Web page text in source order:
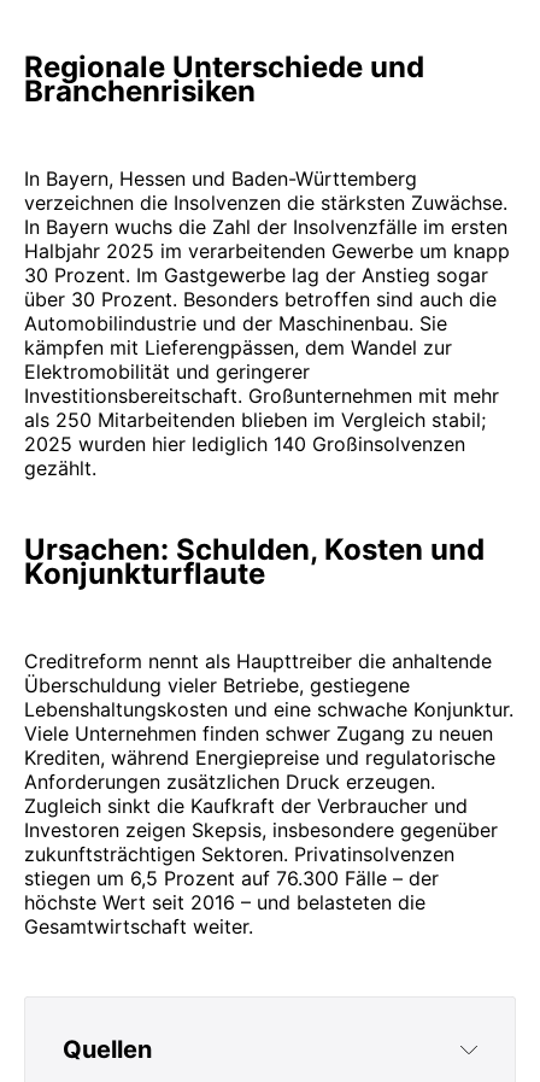
Regionale Unterschiede und
Branchenrisiken
In Bayern, Hessen und Baden-Württemberg
verzeichnen die Insolvenzen die stärksten Zuwächse.
In Bayern wuchs die Zahl der Insolvenzfälle im ersten
Halbjahr 2025 im verarbeitenden Gewerbe um knapp
30 Prozent. Im Gastgewerbe lag der Anstieg sogar
über 30 Prozent. Besonders betroffen sind auch die
Automobilindustrie und der Maschinenbau. Sie
kämpfen mit Lieferengpässen, dem Wandel zur
Elektromobilität und geringerer
Investitionsbereitschaft. Großunternehmen mit mehr
als 250 Mitarbeitenden blieben im Vergleich stabil;
2025 wurden hier lediglich 140 Großinsolvenzen
gezählt.
Ursachen: Schulden, Kosten und
Konjunkturflaute
Creditreform nennt als Haupttreiber die anhaltende
Überschuldung vieler Betriebe, gestiegene
Lebenshaltungskosten und eine schwache Konjunktur.
Viele Unternehmen finden schwer Zugang zu neuen
Krediten, während Energiepreise und regulatorische
Anforderungen zusätzlichen Druck erzeugen.
Zugleich sinkt die Kaufkraft der Verbraucher und
Investoren zeigen Skepsis, insbesondere gegenüber
zukunftsträchtigen Sektoren. Privatinsolvenzen
stiegen um 6,5 Prozent auf 76.300 Fälle – der
höchste Wert seit 2016 – und belasteten die
Gesamtwirtschaft weiter.
Quellen